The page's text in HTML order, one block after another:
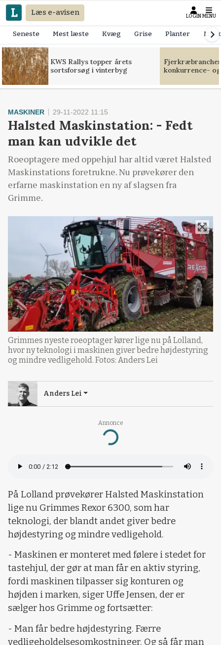
Læs e-avisen LOGIN MENU
Seneste Mest læste Kvæg Grise Planter
KWS Rallys topper årets
sortsforsøg i vinterbyg
konkurrence-
Annonce
Loading...
MASKINER 29-11-2022 11:15
Halsted Maskinstation: - Fedt
man kan udvikle det
Roeoptagere med oppehjul har altid været Halsted
Maskinstations foretrukne. Nu prøvekører den
erfarne maskinstation en ny af slagsen fra
Grimme.
Grimmes nyeste roeoptager kører lige nu på Lolland,
hvor ny teknologi i maskinen giver bedre højdestyring
og mindre vedligehold. Fotos: Anders Lei
Anders Lei
På Lolland prøvekører Halsted Maskinstation
lige nu Grimmes Rexor 6300, som har
teknologi, der blandt andet giver bedre
højdestyring og mindre vedligehold.
- Maskinen er monteret med følere i stedet for
tastehjul, der gør at man får en aktiv styring,
fordi maskinen tilpasser sig konturen og
højden i marken, siger Uffe Jensen, der er
sælger hos Grimme og fortsætter:
- Man får bedre højdestyring. Færre
vedligeholdelsesomkostninger. Og så får man